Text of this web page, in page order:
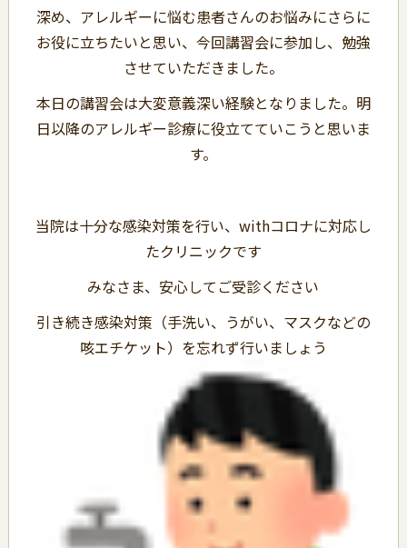
深め、アレルギーに悩む患者さんのお悩みにさらに
お役に立ちたいと思い、今回講習会に参加し、勉強
させていただきました。
本日の講習会は大変意義深い経験となりました。明
日以降のアレルギー診療に役立てていこうと思いま
す。
当院は十分な感染対策を行い、withコロナに対応し
たクリニックです
みなさま、安心してご受診ください
引き続き感染対策（手洗い、うがい、マスクなどの
咳エチケット）を忘れず行いましょう